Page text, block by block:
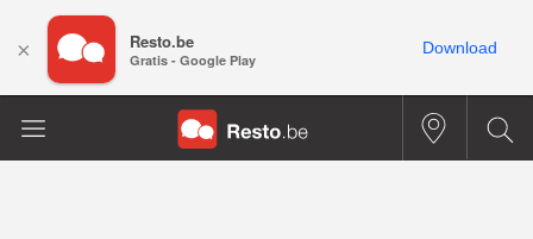
× Resto.be
Gratis - Google Play
Download